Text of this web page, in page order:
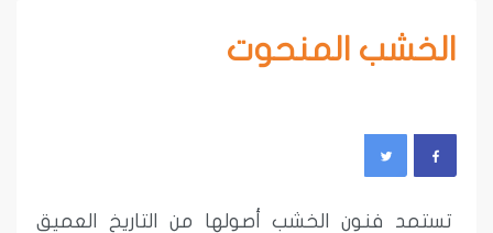
الخشب المنحوت
تستمد فنون الخشب أصولها من التاريخ العميق